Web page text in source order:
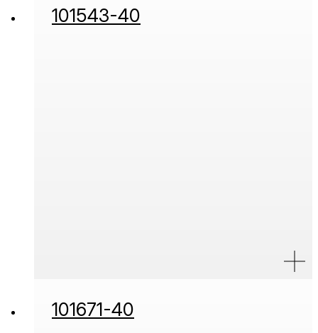
101543-40
101671-40